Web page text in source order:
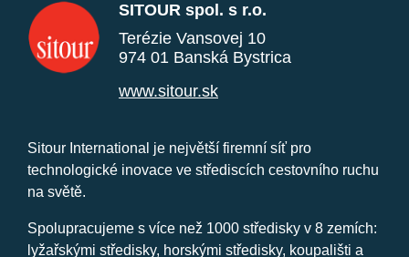
SITOUR spol. s r.o.
Terézie Vansovej 10
974 01 Banská Bystrica
www.sitour.sk
Sitour International je největší firemní síť pro
technologické inovace ve střediscích cestovního ruchu
na světě.
Spolupracujeme s více než 1000 středisky v 8 zemích:
lyžařskými středisky, horskými středisky, koupališti a